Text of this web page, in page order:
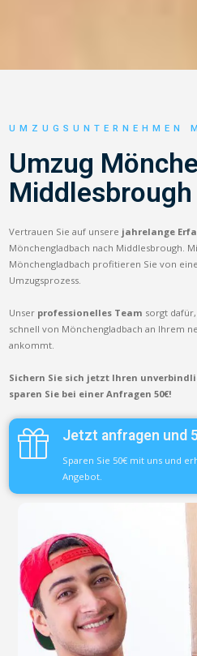
UMZUGSUNTERNEHMEN
Umzug
Middlesbrough
Vertrauen Sie auf unsere jahrelange
Mönchengladbach nach Middlesbrough.
Mönchengladbach profitieren Sie von
Umzugsprozess.
Unser professionelles Team sorgt
schnell von Mönchengladbach an Ihrem
ankommt.
Sichern Sie sich jetzt Ihren
sparen Sie bei einer Anfragen 50€!
Jetzt anfragen und
Sparen Sie 50€ mit uns und
Angebot.